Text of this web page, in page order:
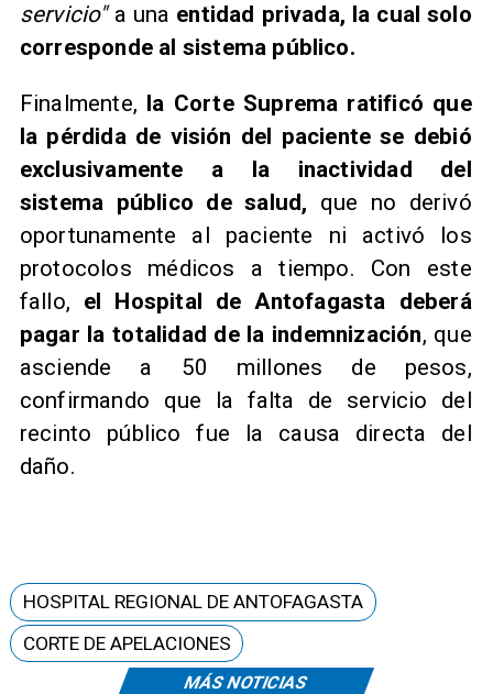
servicio"a una entidad privada, la cual solo
corresponde al sistema público.
Finalmente, la Corte Suprema ratificó que
la pérdida de visión del paciente se debió
exclusivamente a la inactividad del
sistema público de salud, que no derivó
oportunamente al paciente ni activó los
protocolos médicos a tiempo. Con este
fallo, el Hospital de Antofagasta deberá
pagar la totalidad de la indemnización, que
asciende a 50 millones de pesos,
confirmando que la falta de servicio del
recinto público fue la causa directa del
daño.
MÁS NOTICIAS
HOSPITAL REGIONAL DE ANTOFAGASTA
CORTE DE APELACIONES